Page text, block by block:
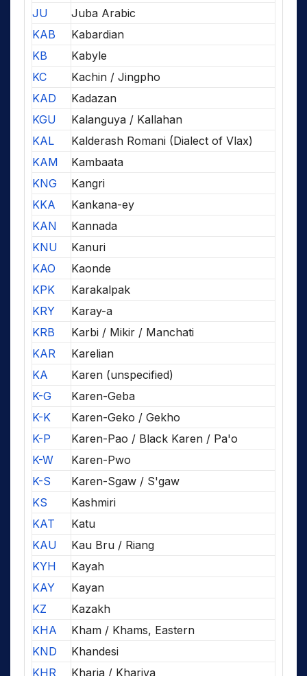
JU
Juba Arabic
KAB
Kabardian
KB
Kabyle
KC
Kachin / Jingpho
KAD
Kadazan
KGU
Kalanguya / Kallahan
KAL
Kalderash Romani (Dialect of Vlax)
KAM
Kambaata
KNG
Kangri
KKA
Kankana-ey
KAN
Kannada
KNU
Kanuri
KAO
Kaonde
KPK
Karakalpak
KRY
Karay-a
KRB
Karbi / Mikir / Manchati
KAR
Karelian
KA
Karen (unspecified)
K-G
Karen-Geba
K-K
Karen-Geko / Gekho
K-P
Karen-Pao / Black Karen / Pa'o
K-W
Karen-Pwo
K-S
Karen-Sgaw / S'gaw
KS
Kashmiri
KAT
Katu
KAU
Kau Bru / Riang
KYH
Kayah
KAY
Kayan
KZ
Kazakh
KHA
Kham / Khams, Eastern
KND
Khandesi
KHR
Kharia / Khariya